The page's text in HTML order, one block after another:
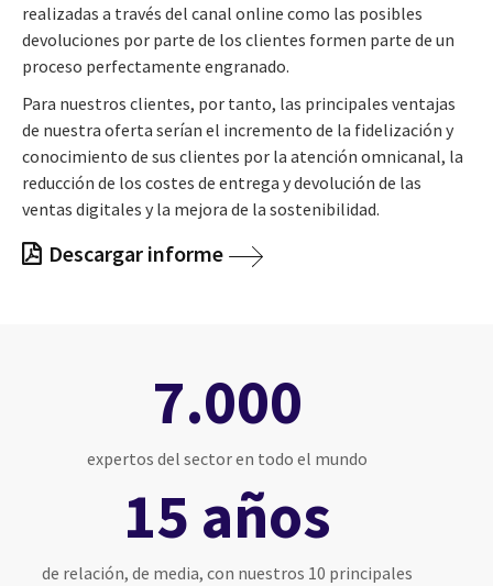
realizadas a través del canal online como las posibles
devoluciones por parte de los clientes formen parte de un
proceso perfectamente engranado.
Para nuestros clientes, por tanto, las principales ventajas
de nuestra oferta serían el incremento de la fidelización y
conocimiento de sus clientes por la atención omnicanal, la
reducción de los costes de entrega y devolución de las
ventas digitales y la mejora de la sostenibilidad.
Descargar informe
7.000
expertos del sector en todo el mundo
15 años
de relación, de media, con nuestros 10 principales